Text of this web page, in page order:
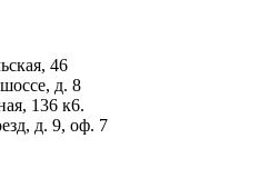
46
д. 8
136 к6.
д. 9, оф. 7